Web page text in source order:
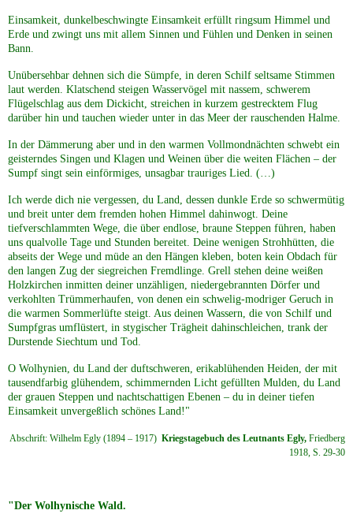
Einsamkeit, dunkelbeschwingte Einsamkeit erfüllt ringsum Himmel und
Erde und zwingt uns mit allem Sinnen und Fühlen und Denken in seinen
Bann.
Unübersehbar dehnen sich die Sümpfe, in deren Schilf seltsame Stimmen
laut werden. Klatschend steigen Wasservögel mit nassem, schwerem
Flügelschlag aus dem Dickicht, streichen in kurzem gestrecktem Flug
darüber hin und tauchen wieder unter in das Meer der rauschenden Halme.
In der Dämmerung aber und in den warmen Vollmondnächten schwebt ein
geisterndes Singen und Klagen und Weinen über die weiten Flächen – der
Sumpf singt sein einförmiges, unsagbar trauriges Lied. (…)
Ich werde dich nie vergessen, du Land, dessen dunkle Erde so schwermütig
und breit unter dem fremden hohen Himmel dahinwogt. Deine
tiefverschlammten Wege, die über endlose, braune Steppen führen, haben
uns qualvolle Tage und Stunden bereitet. Deine wenigen Strohhütten, die
abseits der Wege und müde an den Hängen kleben, boten kein Obdach für
den langen Zug der siegreichen Fremdlinge. Grell stehen deine weißen
Holzkirchen inmitten deiner unzähligen, niedergebrannten Dörfer und
verkohlten Trümmerhaufen, von denen ein schwelig-modriger Geruch in
die warmen Sommerlüfte steigt. Aus deinen Wassern, die von Schilf und
Sumpfgras umflüstert, in stygischer Trägheit dahinschleichen, trank der
Durstende Siechtum und Tod.
O Wolhynien, du Land der duftschweren, erikablühenden Heiden, der mit
tausendfarbig glühendem, schimmernden Licht gefüllten Mulden, du Land
der grauen Steppen und nachtschattigen Ebenen – du in deiner tiefen
Einsamkeit unvergeßlich schönes Land!"
Abschrift: Wilhelm Egly (1894 – 1917) Kriegstagebuch des Leutnants Egly, Friedberg
1918, S. 29-30
"Der Wolhynische Wald.